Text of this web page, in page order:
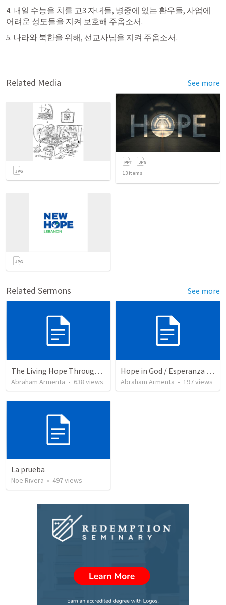
4. 내일 수능을 치를 고3 자녀들, 병중에 있는 환우들, 사업에
어려운 성도들을 지켜 보호해 주옵소서.
5. 나라와 북한을 위해, 선교사님을 지켜 주옵소서.
Related Media See more
13 items
Related Sermons See more
The Living Hope Through the Resurrection
Abraham Armenta • 638 views
Hope in God / Esperanza en Dios
Abraham Armenta • 197views
La prueba
Noe Rivera • 497views